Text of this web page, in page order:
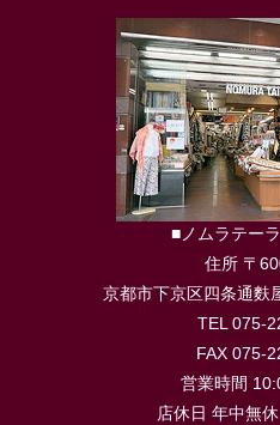
■ノムラテー
住所 〒
京都市下京区四条通麩
TEL 075-
FAX 075-
営業時間
店休日 年中無休